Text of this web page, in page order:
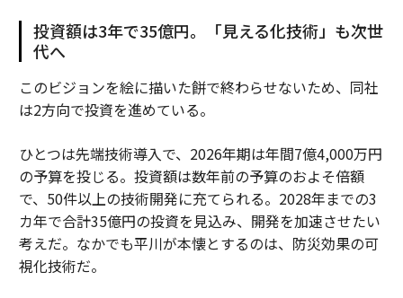
投資額は3年で35億円。「見える化技術」も次世
代へ
このビジョンを絵に描いた餅で終わらせないため、同社
は2方向で投資を進めている。
ひとつは先端技術導入で、2026年期は年間7億4,000万円
の予算を投じる。投資額は数年前の予算のおよそ倍額
で、50件以上の技術開発に充てられる。2028年までの3
カ年で合計35億円の投資を見込み、開発を加速させたい
考えだ。なかでも平川が本懐とするのは、防災効果の可
視化技術だ。